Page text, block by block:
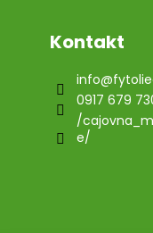
Kontakt
info@
0917 679
/
e/